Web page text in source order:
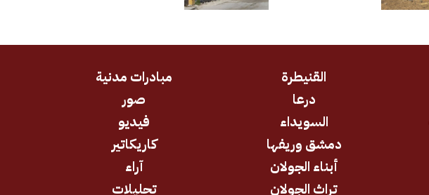
القنيطرة
درعا
السويداء
دمشق وريفها
أبناء الجولان
تراث الجولان
مبادرات مدنية
صور
فيديو
كاريكاتير
آراء
تحليلات